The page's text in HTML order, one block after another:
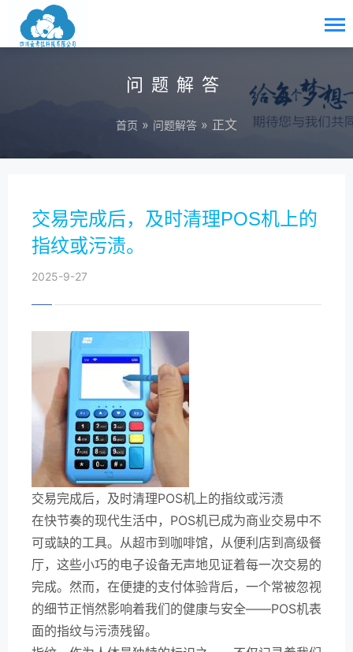
问题解答
首页 » 问题解答 » 正文
交易完成后，及时清理POS机上的
指纹或污渍。
2025-9-27
交易完成后，及时清理POS机上的指纹或污渍
在快节奏的现代生活中，POS机已成为商业交易中不
可或缺的工具。从超市到咖啡馆，从便利店到高级餐
厅，这些小巧的电子设备无声地见证着每一次交易的
完成。然而，在便捷的支付体验背后，一个常被忽视
的细节正悄然影响着我们的健康与安全——POS机表
面的指纹与污渍残留。